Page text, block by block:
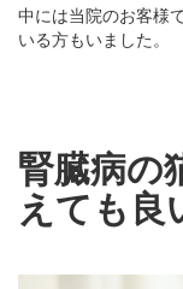
中には当院のお客様
いる方もいました。
腎臓病の
えても良